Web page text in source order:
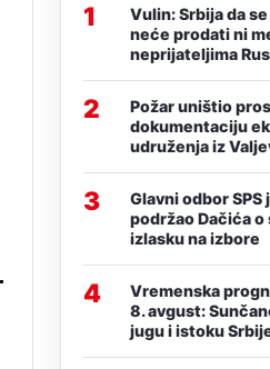
1
Vulin: Srbija da
neće prodati ni
neprijateljima
2
Požar uništio
dokumentaciju
udruženja iz
3
Glavni odbor
podržao Dačića
izlasku na izbore
4
Vremenska
8. avgust:
jugu i istoku